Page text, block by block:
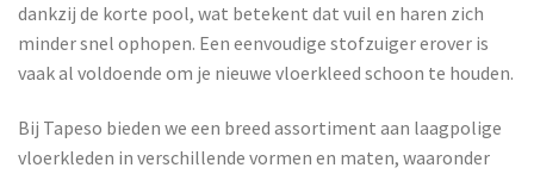
dankzij de korte pool, wat betekent dat vuil en haren zich
minder snel ophopen. Een eenvoudige stofzuiger erover is
vaak al voldoende om je nieuwe vloerkleed schoon te houden.
Bij Tapeso bieden we een breed assortiment aan laagpolige
vloerkleden in verschillende vormen en maten, waaronder